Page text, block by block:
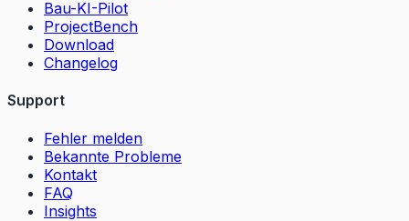
Bau-KI-Pilot
ProjectBench
Download
Changelog
Support
Fehler melden
Bekannte Probleme
Kontakt
FAQ
Insights